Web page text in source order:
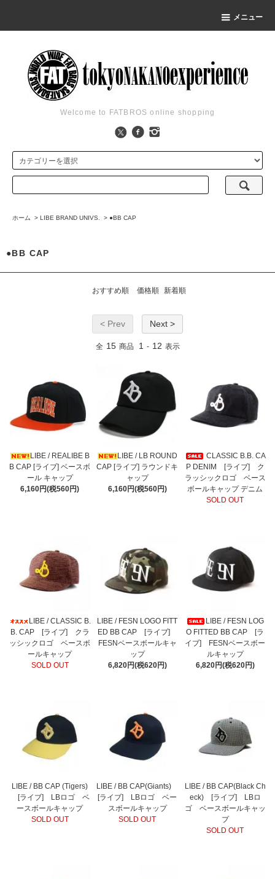
メニュー
Welcome to FATBROS online shopping
ホーム > LIBE BRAND UNIVS. > ●BB CAP
●BB CAP
おすすめ順 価格順 新着順
< Prev Next >
全 15 商品 1 - 12 表示
LIBE / REALIBE B
B CAP [ライブ] ベースボ
ール キャップ
6,160円(税560円)
LIBE / LB ROUND
CAP [ライブ] ラウンドキ
ャップ
6,160円(税560円)
CLASSIC B.B. CA
P DENIM [ライブ] ク
ラッシックロゴ ベース
ボールキャップ デニム
SOLD OUT
LIBE / CLASSIC B.
B. CAP [ライブ] クラ
ッシックロゴ ベースボ
ールキャップ
SOLD OUT
LIBE / FESN LOGO FITT
ED BB CAP [ライブ]
FESNベースボールキャ
ップ
6,820円(税620円)
LIBE / FESN LOG
O FITTED BB CAP [ラ
イブ] FESNベースボー
ルキャップ
6,820円(税620円)
LIBE / BB CAP (Tigers)
[ライブ] LBロゴ ベ
ースボールキャップ
SOLD OUT
LIBE / BB CAP(Giants)
[ライブ] LBロゴ ベー
スボールキャップ
SOLD OUT
LIBE / BB CAP(Black Ch
eck) [ライブ] LBロ
ゴ ベースボールキャッ
プ
SOLD OUT